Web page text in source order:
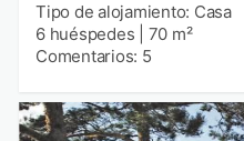
Tipo de alojamiento: Casa
6 huéspedes
70 m²
Comentarios: 5